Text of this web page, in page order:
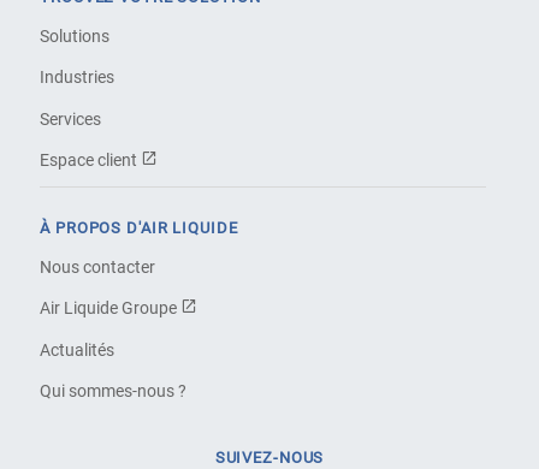
Solutions
Industries
Services
Espace client
À PROPOS D'AIR LIQUIDE
Nous contacter
Air Liquide Groupe
Actualités
Qui sommes-nous ?
SUIVEZ-NOUS